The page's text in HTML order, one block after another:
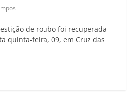
de roubo foi recuperada
quinta-feira, 09, em Cruz das